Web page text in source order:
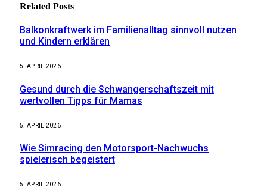
Related Posts
Balkonkraftwerk im Familienalltag sinnvoll nutzen
und Kindern erklären
5. APRIL 2026
Gesund durch die Schwangerschaftszeit mit
wertvollen Tipps für Mamas
5. APRIL 2026
Wie Simracing den Motorsport-Nachwuchs
spielerisch begeistert
5. APRIL 2026